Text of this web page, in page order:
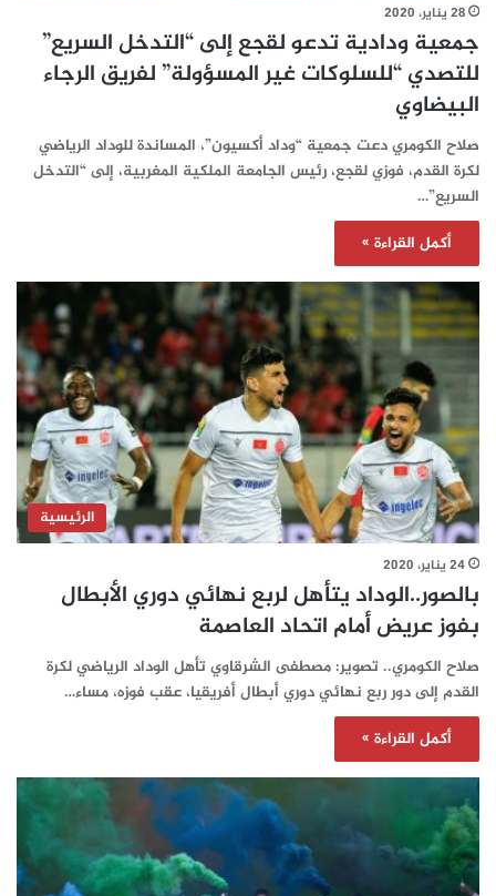
28 يناير، 2020
جمعية ودادية تدعو لقجع إلى “التدخل السريع”
للتصدي “للسلوكات غير المسؤولة” لفريق الرجاء
البيضاوي
صلاح الكومري دعت جمعية “وداد أكسيون”، المساندة للوداد الرياضي
لكرة القدم، فوزي لقجع، رئيس الجامعة الملكية المغربية، إلى “التدخل
السريع”…
أكمل القراءة »
الرئيسية
24 يناير، 2020
بالصور..الوداد يتأهل لربع نهائي دوري الأبطال
بفوز عريض أمام اتحاد العاصمة
صلاح الكومري.. تصوير: مصطفى الشرقاوي تأهل الوداد الرياضي لكرة
القدم إلى دور ربع نهائي دوري أبطال أفريقيا، عقب فوزه، مساء…
أكمل القراءة »